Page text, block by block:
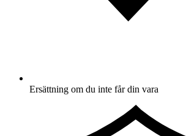
Ersättning om du inte får din vara